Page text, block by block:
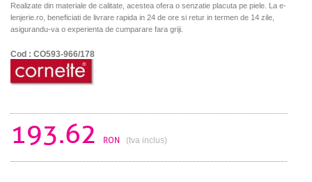
Realizate din materiale de calitate, acestea ofera o senzatie placuta pe piele. La e-
lenjerie.ro, beneficiati de livrare rapida in 24 de ore si retur in termen de 14 zile,
asigurandu-va o experienta de cumparare fara griji.
Cod : CO593-966/178
193.62 RON (tva inclus)